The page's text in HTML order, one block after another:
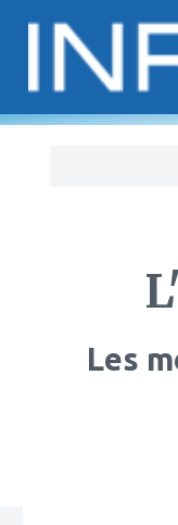
Les